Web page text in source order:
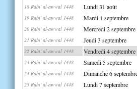
18 Rabi' al-awwal 1448 Lundi 31 août
19 Rabi' al-awwal 1448 Mardi 1 septembre
20 Rabi' al-awwal 1448 Mercredi 2 septembre
21 Rabi' al-awwal 1448 Jeudi 3 septembre
22 Rabi' al-awwal 1448 Vendredi 4 septembre
23 Rabi' al-awwal 1448 Samedi 5 septembre
24 Rabi' al-awwal 1448 Dimanche 6
25 Rabi' al-awwal 1448 Lundi 7 septembre